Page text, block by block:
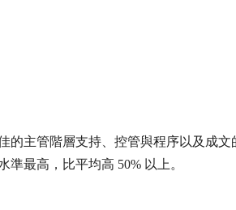
的主管階層支持、控管與程序以及成
最高，比平均高 50% 以上。